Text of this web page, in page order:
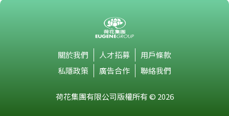
關於我們 人才招募
用戶條款
私隱政策
廣告合作 聯絡我們
荷花集團有限公司版權所有 © 2026